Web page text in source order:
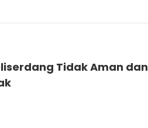
Tidak Aman dan